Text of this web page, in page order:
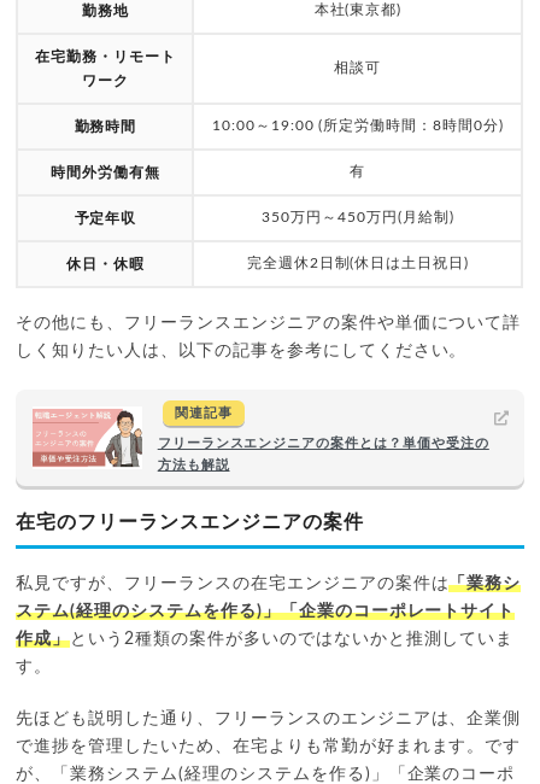
勤務地 本社(東京都)
在宅勤務・リモート
ワーク
相談可
勤務時間 10:00～19:00 (所定労働時間：8時間0分)
時間外労働有無 有
予定年収 350万円～450万円(月給制)
休日・休暇 完全週休2日制(休日は土日祝日)
その他にも、フリーランスエンジニアの案件や単価について詳
しく知りたい人は、以下の記事を参考にしてください。
関連記事
フリーランスエンジニアの案件とは？単価や受注の
方法も解説
在宅のフリーランスエンジニアの案件
私見ですが、フリーランスの在宅エンジニアの案件は「業務シ
ステム(経理のシステムを作る)」「企業のコーポレートサイト
作成」という2種類の案件が多いのではないかと推測していま
す。
先ほども説明した通り、フリーランスのエンジニアは、企業側
で進捗を管理したいため、在宅よりも常勤が好まれます。です
が、「業務システム(経理のシステムを作る)」「企業のコーポ